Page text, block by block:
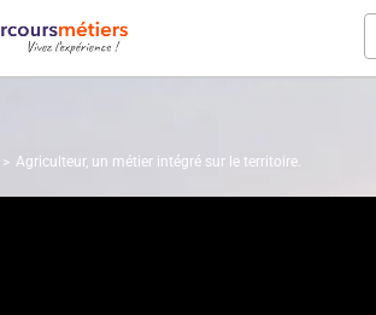
Agriculteur, un métier intégré sur le territoire.